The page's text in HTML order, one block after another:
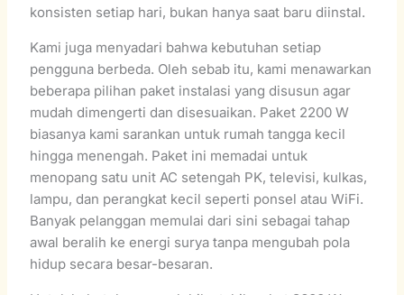
konsisten setiap hari, bukan hanya saat baru diinstal.
Kami juga menyadari bahwa kebutuhan setiap
pengguna berbeda. Oleh sebab itu, kami menawarkan
beberapa pilihan paket instalasi yang disusun agar
mudah dimengerti dan disesuaikan. Paket 2200 W
biasanya kami sarankan untuk rumah tangga kecil
hingga menengah. Paket ini memadai untuk
menopang satu unit AC setengah PK, televisi, kulkas,
lampu, dan perangkat kecil seperti ponsel atau WiFi.
Banyak pelanggan memulai dari sini sebagai tahap
awal beralih ke energi surya tanpa mengubah pola
hidup secara besar-besaran.